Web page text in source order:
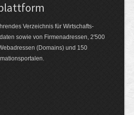
Ver­zeich­nis für Wirt­schafts-
so­wie von Firmen­adressen, 2'500
(Domains) und 150